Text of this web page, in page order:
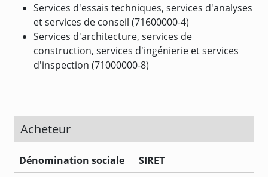
Services d'essais techniques, services d'analyses
et services de conseil (71600000-4)
Services d'architecture, services de
construction, services d'ingénierie et services
d'inspection (71000000-8)
Acheteur
Dénomination sociale
SIRET